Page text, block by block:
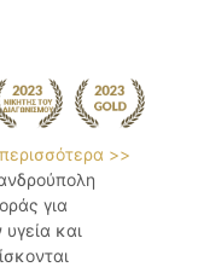
>>
για
και